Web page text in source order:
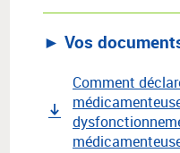
► Vos
Comment